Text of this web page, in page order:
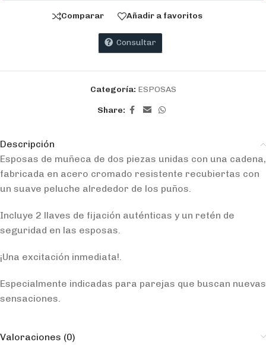
Comparar Añadir a favoritos
Consultar
Categoría: ESPOSAS
Share:
Descripción
Esposas de muñeca de dos piezas unidas con una cadena,
fabricada en acero cromado resistente recubiertas con
un suave peluche alrededor de los puños.
Incluye 2 llaves de fijación auténticas y un retén de
seguridad en las esposas.
¡Una excitación inmediata!.
Especialmente indicadas para parejas que buscan nuevas
sensaciones.
Valoraciones (0)